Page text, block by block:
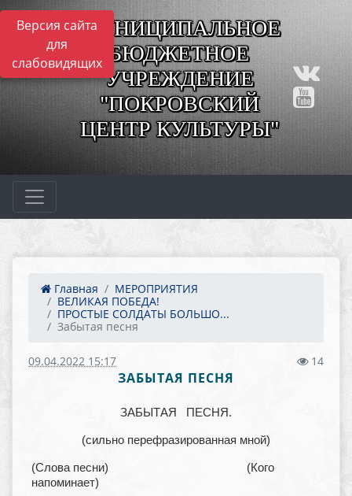
Версия сайта
для
слабовидящих
МУНИЦИПАЛЬНОЕ
БЮДЖЕТНОЕ
УЧРЕЖДЕНИЕ
"ПОКРОВСКИЙ
ЦЕНТР КУЛЬТУРЫ"
Главная
МЕРОПРИЯТИЯ
ВЕЛИКАЯ ПОБЕДА!
ПРОСТЫЕ СОЛДАТЫ БОЛЬШО...
Забытая песня
09.04.2022 15:17 14
ЗАБЫТАЯ ПЕСНЯ
ЗАБЫТАЯ ПЕСНЯ.
(сильно перефразированная мной)
(Слова песни) (Кого
напоминает)